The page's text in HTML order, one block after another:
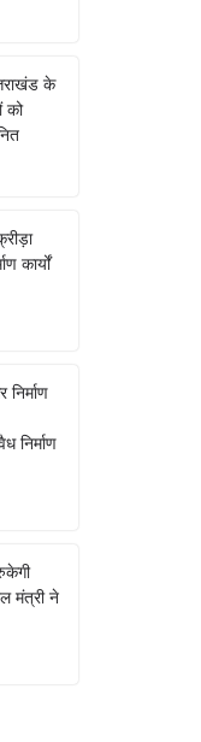
के
को
कार्यों
निर्माण
मंत्री ने